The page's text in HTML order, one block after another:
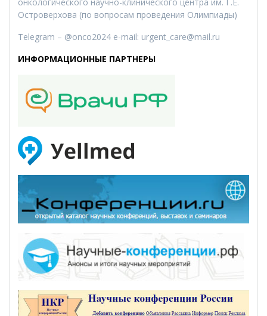
Островерхова (по вопросам проведения Олимпиады)
Telegram – @onco2024 e-mail: urgent_care@mail.ru
ИНФОРМАЦИОННЫЕ ПАРТНЕРЫ